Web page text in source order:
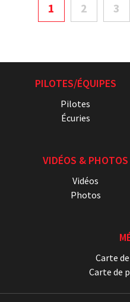
1 2 3
PILOTES/ÉQUIPES
Pilotes
Écuries
VIDÉOS & PHOTOS
Vidéos
Photos
Carte
Carte de